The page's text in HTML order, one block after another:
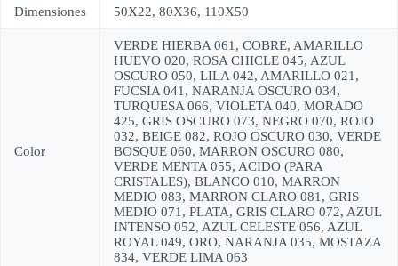
Dimensiones 50X22, 80X36, 110X50
Color
VERDE HIERBA 061, COBRE, AMARILLO
HUEVO 020, ROSA CHICLE 045, AZUL
OSCURO 050, LILA 042, AMARILLO 021,
FUCSIA 041, NARANJA OSCURO 034,
TURQUESA 066, VIOLETA 040, MORADO
425, GRIS OSCURO 073, NEGRO 070, ROJO
032, BEIGE 082, ROJO OSCURO 030, VERDE
BOSQUE 060, MARRON OSCURO 080,
VERDE MENTA 055, ACIDO (PARA
CRISTALES), BLANCO 010, MARRON
MEDIO 083, MARRON CLARO 081, GRIS
MEDIO 071, PLATA, GRIS CLARO 072, AZUL
INTENSO 052, AZUL CELESTE 056, AZUL
ROYAL 049, ORO, NARANJA 035, MOSTAZA
834, VERDE LIMA 063